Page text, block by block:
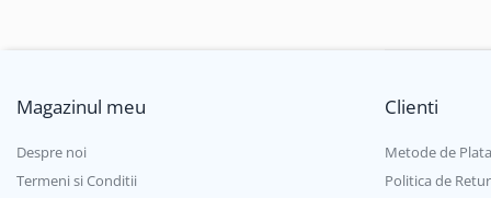
Hota perete
Masa frigorifica
Masina cuburi de gheata
Magazinul meu
Despre noi
Termeni si Conditii
Clienti
Metode de Plata
Politica de Retur